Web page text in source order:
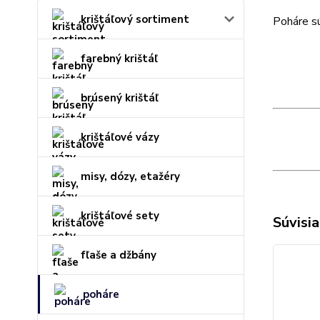
krištáľový sortiment
farebný krištáľ
brúsený krištáľ
krištáľové vázy
misy, dózy, etažéry
krištáľové sety
fľaše a džbány
poháre
Poháre